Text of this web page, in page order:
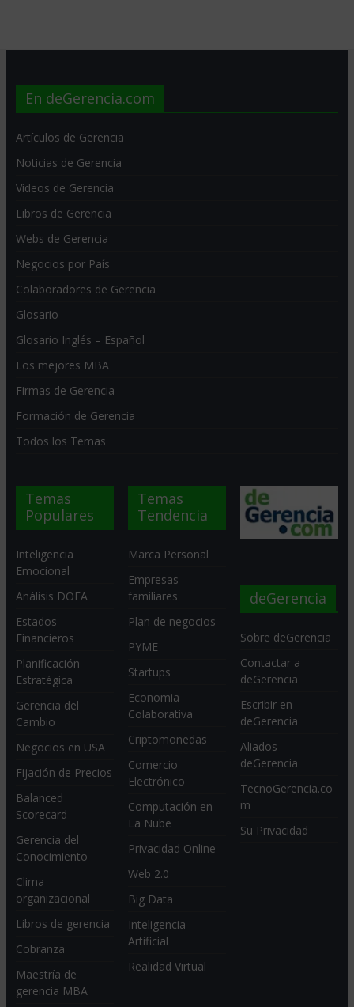
En deGerencia.com
Artículos de Gerencia
Noticias de Gerencia
Videos de Gerencia
Libros de Gerencia
Webs de Gerencia
Negocios por País
Colaboradores de Gerencia
Glosario
Glosario Inglés – Español
Los mejores MBA
Firmas de Gerencia
Formación de Gerencia
Todos los Temas
Temas
Populares
Inteligencia
Emocional
Análisis DOFA
Estados
Financieros
Planificación
Estratégica
Gerencia del
Cambio
Negocios en USA
Fijación de Precios
Balanced
Scorecard
Gerencia del
Conocimiento
Clima
organizacional
Libros de gerencia
Cobranza
Maestría de
gerencia MBA
Temas
Tendencia
Marca Personal
Empresas
familiares
Plan de negocios
PYME
Startups
Economia
Colaborativa
Criptomonedas
Comercio
Electrónico
Computación en
La Nube
Privacidad Online
Web 2.0
Big Data
Inteligencia
Artificial
Realidad Virtual
deGerencia
Sobre deGerencia
Contactar a
deGerencia
Escribir en
deGerencia
Aliados
deGerencia
TecnoGerencia.co
m
Su Privacidad